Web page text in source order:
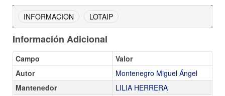
INFORMACION LOTAIP
Información Adicional
Campo
Valor
Autor
Montenegro Miguel Ángel
Mantenedor
LILIA HERRERA